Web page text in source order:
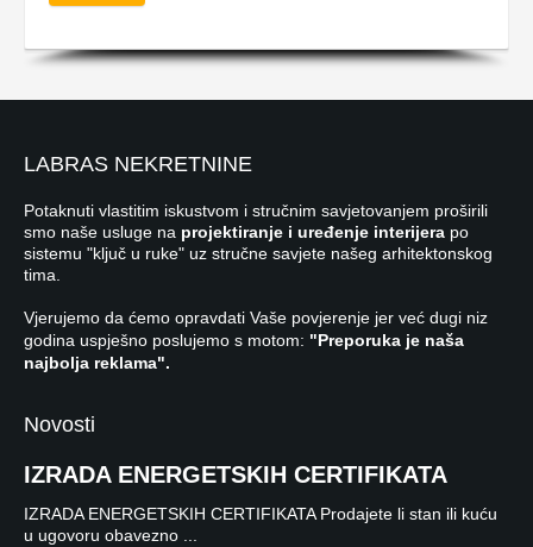
LABRAS NEKRETNINE
Potaknuti vlastitim iskustvom i stručnim savjetovanjem proširili
smo naše usluge na projektiranje i uređenje interijera po
sistemu "ključ u ruke" uz stručne savjete našeg arhitektonskog
tima.
Vjerujemo da ćemo opravdati Vaše povjerenje jer već dugi niz
godina uspješno poslujemo s motom: "Preporuka je naša
najbolja reklama".
Novosti
IZRADA ENERGETSKIH CERTIFIKATA
IZRADA ENERGETSKIH CERTIFIKATA Prodajete li stan ili kuću
u ugovoru obavezno ...